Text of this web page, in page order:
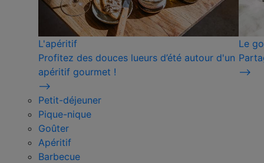
L'apéritif
Profitez des douces lueurs d’été autour d'un
apéritif gourmet !
⟶
Le
⟶
Petit-déjeuner
Pique-nique
Goûter
Apéritif
Barbecue